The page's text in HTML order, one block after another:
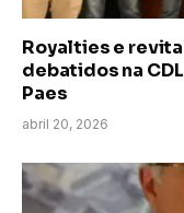
Royalties e
debatidos na
Paes
abril 20, 2026